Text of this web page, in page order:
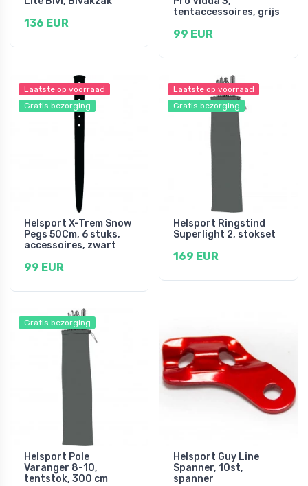
136 EUR
tentaccessoires, grijs
99 EUR
Laatste op voorraad
Gratis bezorging
Helsport X-Trem Snow
Pegs 50Cm, 6 stuks,
accessoires, zwart
99 EUR
Laatste op voorraad
Gratis bezorging
Helsport Ringstind
Superlight 2, stokset
169 EUR
Gratis bezorging
Helsport Pole
Varanger 8-10,
tentstok, 300 cm
Helsport Guy Line
Spanner, 10st,
spanner